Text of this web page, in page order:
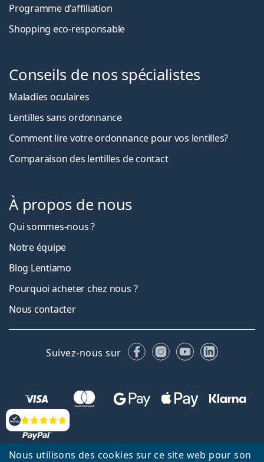
Nous utilisons des cookies sur ce site web pour son
Évaluation
Programme d'affiliation
Shopping eco-responsable
Conseils de nos spécialistes
Maladies oculaires
Lentilles sans ordonnance
Comment lire votre ordonnance pour vos lentilles?
Comparaison des lentilles de contact
À propos de nous
Qui sommes-nous ?
Notre équipe
Blog Lentiamo
Pourquoi acheter chez nous ?
Nous contacter
Suivez-nous sur FacebookInstagram
YouTubeLinkedIn